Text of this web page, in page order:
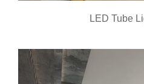
LED Tube